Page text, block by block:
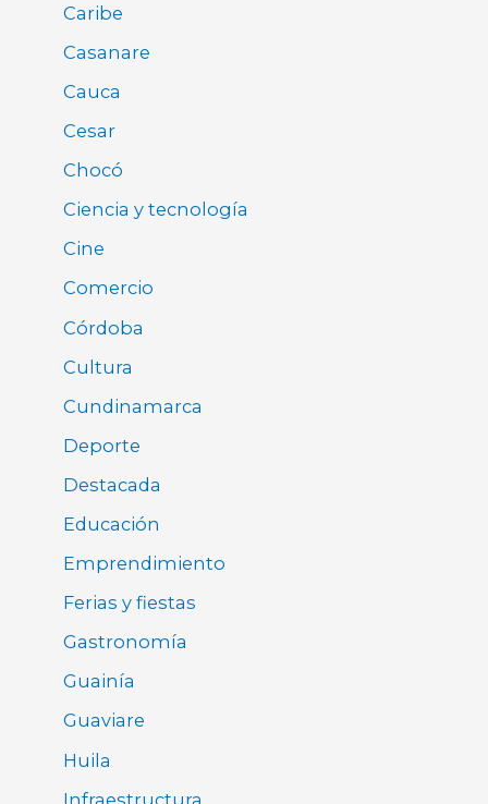
Caribe
Casanare
Cauca
Cesar
Chocó
Ciencia y tecnología
Cine
Comercio
Córdoba
Cultura
Cundinamarca
Deporte
Destacada
Educación
Emprendimiento
Ferias y fiestas
Gastronomía
Guainía
Guaviare
Huila
Infraestructura